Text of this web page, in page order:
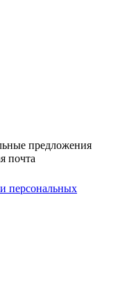
предложения
почта
персональных